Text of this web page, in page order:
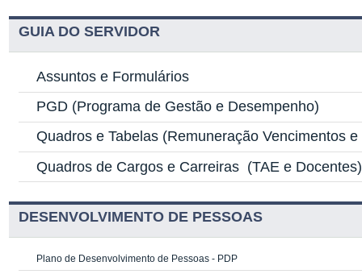
GUIA DO SERVIDOR
Assuntos e Formulários
PGD (Programa de Gestão e Desempenho)
Quadros e Tabelas (Remuneração Vencimentos
Quadros de Cargos e Carreiras (TAE e Docentes)
DESENVOLVIMENTO DE PESSOAS
Plano de Desenvolvimento de Pessoas - PDP